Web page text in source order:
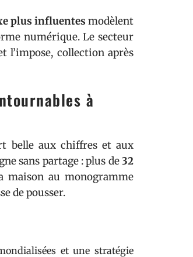
plus influentes modèlent
numérique. Le secteur
l’impose, collection après
à
belle aux chiffres et aux
sans partage : plus de32
maison au monogramme
de pousser.
et une stratégie